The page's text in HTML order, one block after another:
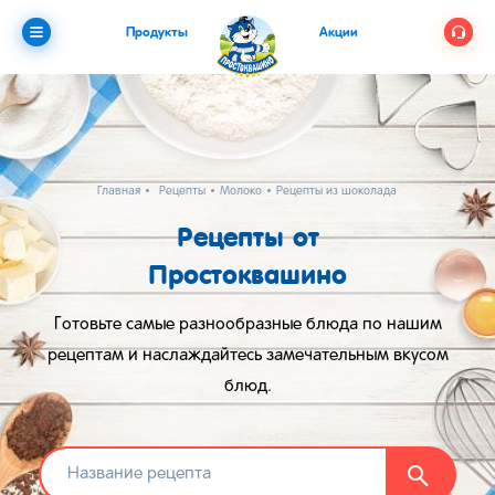
Продукты Акции
Главная Рецепты Молоко Рецепты из шоколада и молока
Рецепты от
Простоквашино
Готовьте самые разнообразные блюда по нашим
рецептам и наслаждайтесь замечательным вкусом
блюд.
Найти